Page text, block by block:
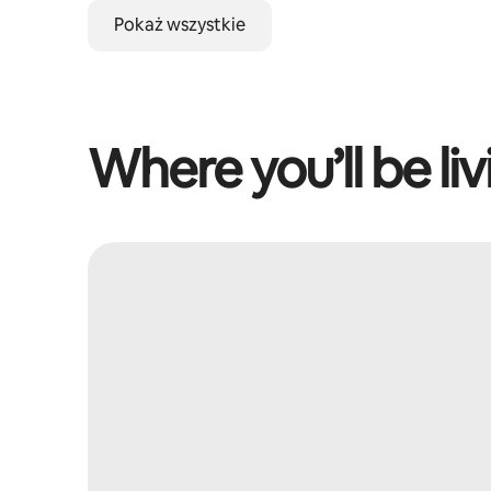
Pokaż wszystkie
Where you’ll be